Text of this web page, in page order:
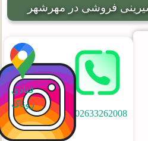
فروشی در مهرشهر
02633262008
قنادی
روناک